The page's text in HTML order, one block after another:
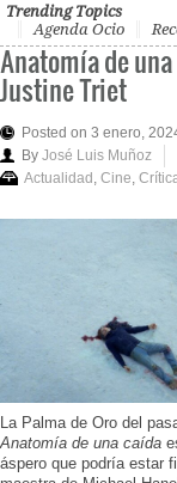
Trending Topics
Agenda Ocio
Anatomía de
Justine Triet
Posted on 3 enero,
By José Luis Muñoz
Actualidad Cine
La Palma de Oro del
Anatomía de una caída
áspero que podría estar